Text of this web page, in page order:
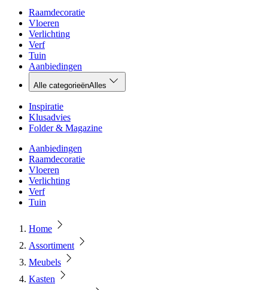
Raamdecoratie
Vloeren
Verlichting
Verf
Tuin
Aanbiedingen
Alle categorieënAlles
Inspiratie
Klusadvies
Folder & Magazine
Aanbiedingen
Raamdecoratie
Vloeren
Verlichting
Verf
Tuin
Home
Assortiment
Meubels
Kasten